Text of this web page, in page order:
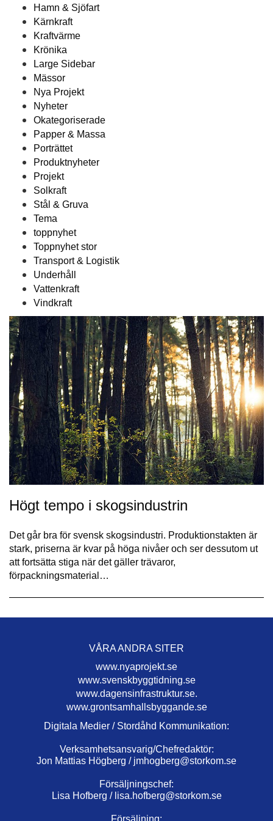
Hamn & Sjöfart
Kärnkraft
Kraftvärme
Krönika
Large Sidebar
Mässor
Nya Projekt
Nyheter
Okategoriserade
Papper & Massa
Porträttet
Produktnyheter
Projekt
Solkraft
Stål & Gruva
Tema
toppnyhet
Toppnyhet stor
Transport & Logistik
Underhåll
Vattenkraft
Vindkraft
Högt tempo i skogsindustrin
Det går bra för svensk skogsindustri. Produktionstakten är
stark, priserna är kvar på höga nivåer och ser dessutom ut
att fortsätta stiga när det gäller trävaror,
förpackningsmaterial…
VÅRA ANDRA SITER
www.nyaprojekt.se
www.svenskbyggtidning.se
www.dagensinfrastruktur.se.
www.grontsamhallsbyggande.se
Digitala Medier / Stordåhd Kommunikation:
Verksamhetsansvarig/Chefredaktör:
Jon Mattias Högberg / jmhogberg@storkom.se
Försäljningschef:
Lisa Hofberg / lisa.hofberg@storkom.se
Försäljning: